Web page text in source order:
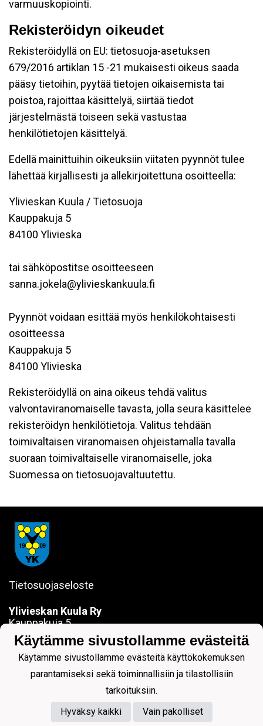
varmuuskopiointi.
Rekisteröidyn oikeudet
Rekisteröidyllä on EU: tietosuoja-asetuksen
679/2016 artiklan 15 -21 mukaisesti oikeus saada
pääsy tietoihin, pyytää tietojen oikaisemista tai
poistoa, rajoittaa käsittelyä, siirtää tiedot
järjestelmästä toiseen sekä vastustaa
henkilötietojen käsittelyä.
Edellä mainittuihin oikeuksiin viitaten pyynnöt tulee
lähettää kirjallisesti ja allekirjoitettuna osoitteella:
Ylivieskan Kuula / Tietosuoja
Kauppakuja 5
84100 Ylivieska
tai sähköpostitse osoitteeseen
sanna.jokela@ylivieskankuula.fi
Pyynnöt voidaan esittää myös henkilökohtaisesti
osoitteessa
Kauppakuja 5
84100 Ylivieska
Rekisteröidyllä on aina oikeus tehdä valitus
valvontaviranomaiselle tavasta, jolla seura käsittelee
rekisteröidyn henkilötietoja. Valitus tehdään
toimivaltaisen viranomaisen ohjeistamalla tavalla
suoraan toimivaltaiselle viranomaiselle, joka
Suomessa on tietosuojavaltuutettu.
Tietosuojaseloste
Ylivieskan Kuula Ry
Kauppakuja 5
84100 YLIVIESKA
sanna.jokela@ylivieskankuula.fi
0442354684
Y-tunnus: 0190563-7
Käytämme sivustollamme evästeitä
Käytämme sivustollamme evästeitä käyttökokemuksen
parantamiseksi sekä toiminnallisiin ja tilastollisiin
tarkoituksiin.
Hyväksy kaikki
Vain pakolliset